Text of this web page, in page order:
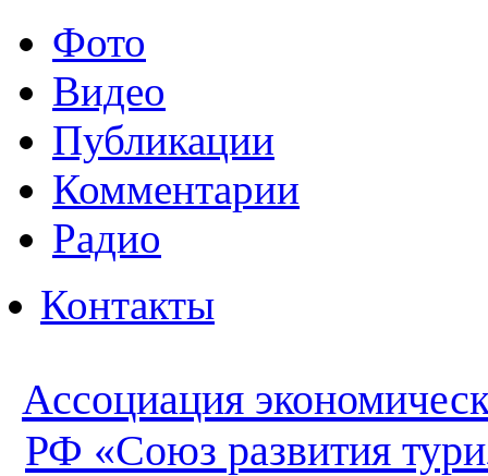
Фото
Видео
Публикации
Комментарии
Радио
Контакты
Ассоциация
РФ «Союз развития